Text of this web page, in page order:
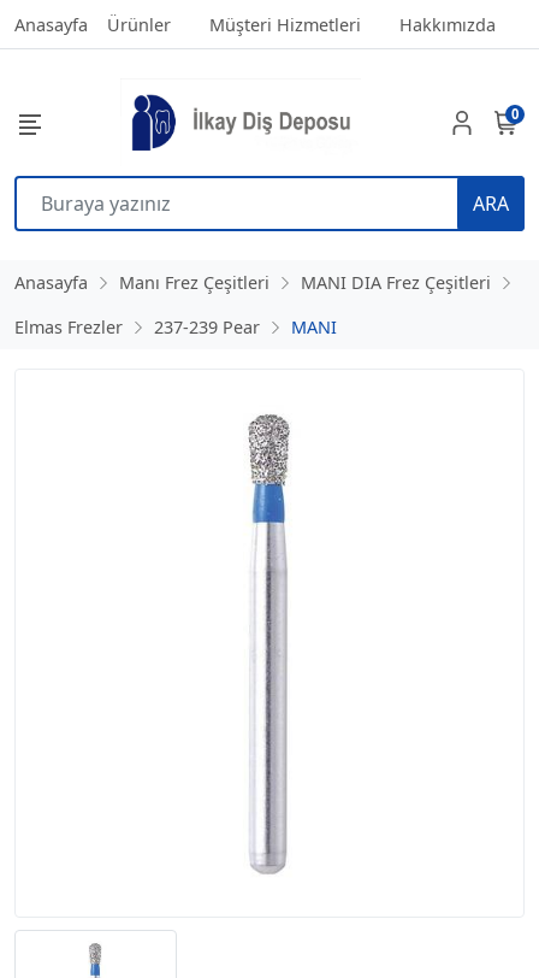
Anasayfa Ürünler Müşteri Hizmetleri Hakkımızda
ARA
0
Anasayfa Manı Frez Çeşitleri
MANI DIA Frez Çeşitleri
Elmas Frezler
237-239 Pear MANI